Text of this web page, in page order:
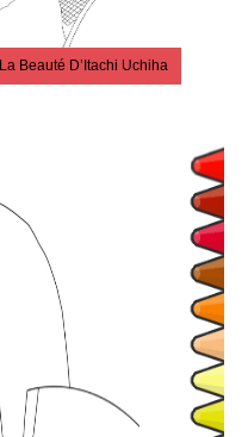
La Beauté D’Itachi Uchiha